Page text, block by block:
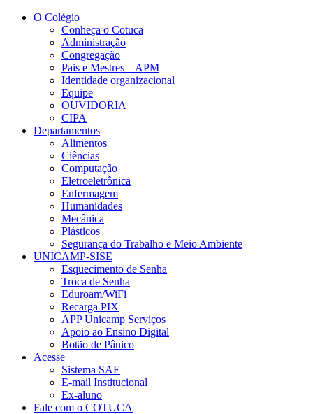
Conteúdo principal
O Colégio
Conheça o Cotuca
Administração
Congregação
Pais e Mestres – APM
Identidade organizacional
Equipe
OUVIDORIA
CIPA
Departamentos
Alimentos
Ciências
Computação
Eletroeletrônica
Enfermagem
Humanidades
Mecânica
Plásticos
Segurança do Trabalho e Meio Ambiente
UNICAMP-SISE
Esquecimento de Senha
Troca de Senha
Eduroam/WiFi
Recarga PIX
APP Unicamp Serviços
Apoio ao Ensino Digital
Botão de Pânico
Acesse
Sistema SAE
E-mail Institucional
Ex-aluno
Fale com o COTUCA